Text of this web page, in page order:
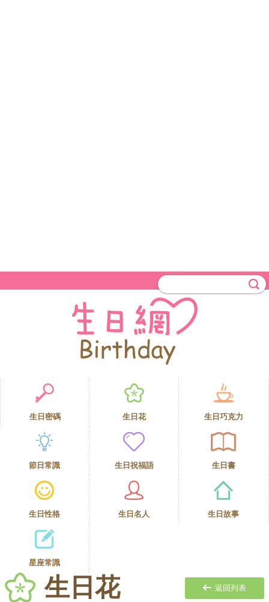
生日密碼 生日花 生日巧克力
節日常識 生日祝福語 生日書
生日性格 生日名人 生日故事
星座常識
生日花 返回列表